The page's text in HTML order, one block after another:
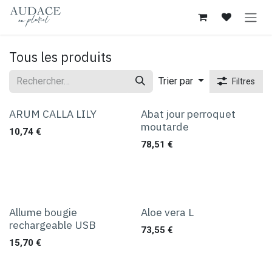
Se rendre au contenu
Tous les produits
Trier par Filtres
ARUM CALLA LILY
10,74 €
Abat jour perroquet
moutarde
78,51 €
Allume bougie
rechargeable USB
15,70 €
Aloe vera L
73,55 €